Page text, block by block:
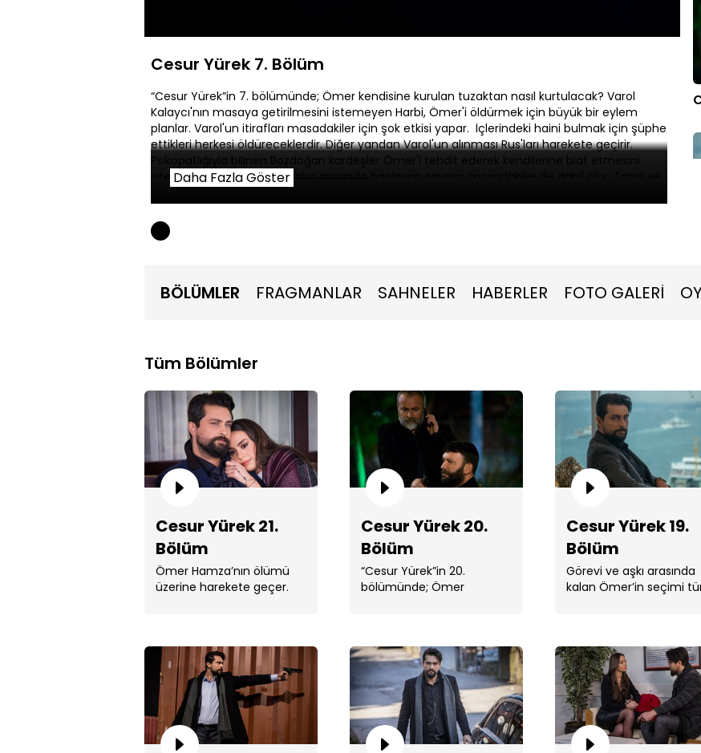
Cesur Yürek 7. Bölüm
“Cesur Yürek”in 7. bölümünde; Ömer kendisine kurulan tuzaktan nasıl kurtulacak? Varol
Kalaycı'nın masaya getirilmesini istemeyen Harbi, Ömer'i öldürmek için büyük bir eylem
planlar. Varol'un itirafları masadakiler için şok etkisi yapar. İçlerindeki haini bulmak için şüphe
ettikleri herkesi öldüreceklerdir. Diğer yandan Varol'un alınması Rus'ları harekete geçirir.
Psikopatlığıyla bilinen Bozdoğan kardeşler Ömer'i tehdit ederek kendilerine biat etmesini
isterler. Ömer ve Bozdoğanlar arasında başlayan savaşa masadakiler de dahil olur. Tatar ve
Harbi'nin aracılığıyla bir araya gelen Ömer ve Bozdoğanlar uzlaşmak yerine bedeli çok ağır
olacak bir savaşın fitilini yakacaklardır.
Daha Fazla Göster
BÖLÜMLER FRAGMANLAR SAHNELER HABERLER FOTO GALERİ
Tüm Bölümler
Cesur Yürek 21.
Bölüm
Ömer Hamza’nın ölümü
üzerine harekete geçer.
Cesur Yürek 20.
Bölüm
“Cesur Yürek”in 20.
bölümünde; Ömer
Cesur Yürek 19.
Bölüm
Görevi ve aşkı arasında
kalan Ömer’in seçimi